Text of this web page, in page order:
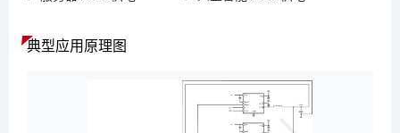
典型应用原理图